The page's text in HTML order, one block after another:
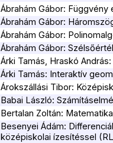
Ábrahám Gábor:
Ábrahám Gábor:
Ábrahám Gábor:
Ábrahám Gábor:
Árki Tamás, Hraskó
Árki Tamás: Interaktív
Árokszállási Tibor:
Babai László:
Bertalan Zoltán:
Besenyei Ádám:
középiskolai ízesítéssel